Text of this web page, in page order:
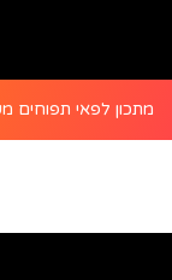
מתכון לפאי תפוחים